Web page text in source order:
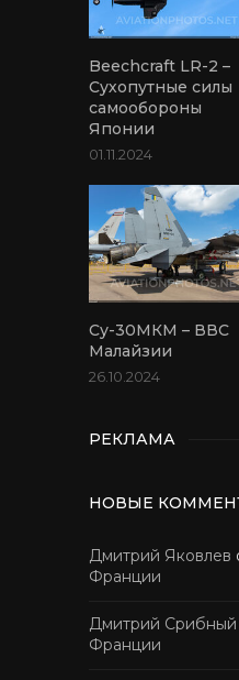
Beechcraft LR-2 –
Сухопутные силы
самообороны
Японии
01.11.2024
Су-30МКМ – ВВС
Малайзии
26.10.2024
РЕКЛАМА
НОВЫЕ
Дмитрий Яковлев
Франции
Дмитрий Срибный
Франции